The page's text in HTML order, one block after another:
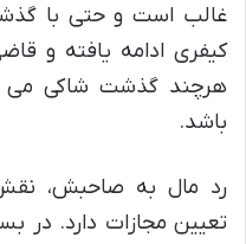
غالب است و حتی با
کیفری ادامه یافته و
هرچند گذشت شاکی می
باشد.
رد مال به صاحبش،
تعیین مجازات دارد. در